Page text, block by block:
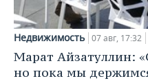
Недвижимость 07 авг, 17:32
Марат Айзатуллин:
но пока мы